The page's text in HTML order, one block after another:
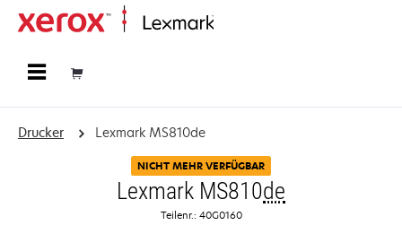
Drucker Lexmark MS810de
NICHT MEHR VERFÜGBAR
Lexmark MS810de
Teilenr.: 40G0160